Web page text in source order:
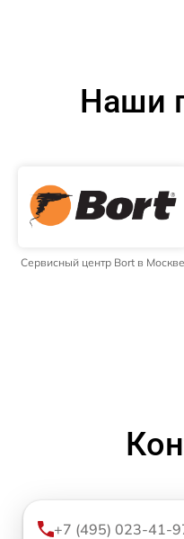
Наши
Сервисный центр Bort в Москве
+7 (495) 023-41-